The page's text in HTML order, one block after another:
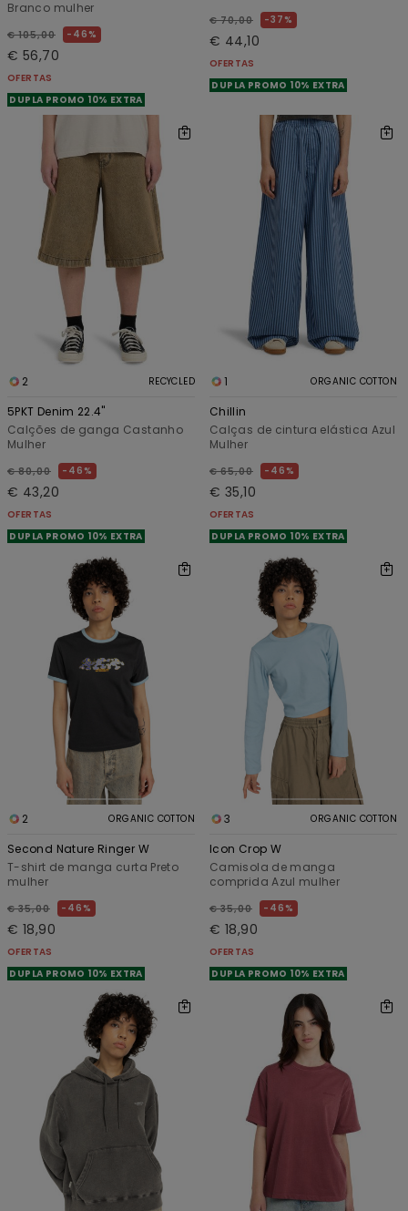
Branco mulher
€ 105,00 46%
€ 56,70
OFERTAS
DUPLA PROMO 10% EXTRA
€ 70,00 37%
€ 44,10
OFERTAS
DUPLA PROMO 10% EXTRA
2 RECYCLED
5PKT Denim 22.4"
Calções de ganga Castanho
Mulher
€ 80,00 46%
€ 43,20
OFERTAS
DUPLA PROMO 10% EXTRA
1 ORGANIC COTTON
Chillin
Calças de cintura elástica Azul
Mulher
€ 65,00 46%
€ 35,10
OFERTAS
DUPLA PROMO 10% EXTRA
2 ORGANIC COTTON
Second Nature Ringer W
T-shirt de manga curta Preto
mulher
€ 35,00 46%
€ 18,90
OFERTAS
DUPLA PROMO 10% EXTRA
3 ORGANIC COTTON
Icon Crop W
Camisola de manga
comprida Azul mulher
€ 35,00 46%
€ 18,90
OFERTAS
DUPLA PROMO 10% EXTRA